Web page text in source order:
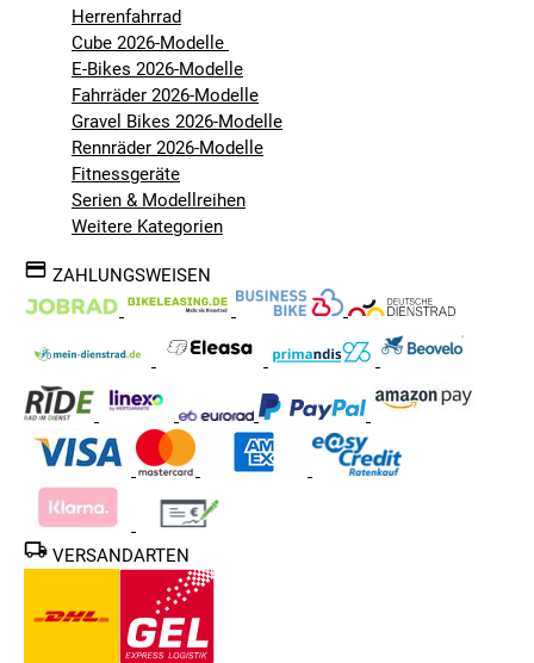
Herrenfahrrad
Cube 2026-Modelle
E-Bikes 2026-Modelle
Fahrräder 2026-Modelle
Gravel Bikes 2026-Modelle
Rennräder 2026-Modelle
Fitnessgeräte
Serien & Modellreihen
Weitere Kategorien
ZAHLUNGSWEISEN
VERSANDARTEN